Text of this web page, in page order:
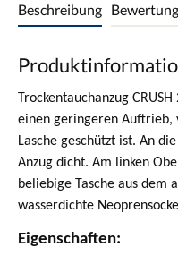
Beschreibung
Trockentauchanzug
einen geringeren Auftrieb,
Lasche geschützt ist. An
Anzug dicht. Am linken
beliebige Tasche aus dem
wasserdichte
Eigenschaften: